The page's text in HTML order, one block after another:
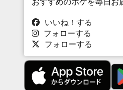
いいね！する
フォローする
フォローする